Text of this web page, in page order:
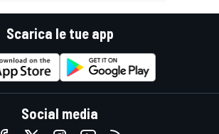
Scarica le tue app
Social media